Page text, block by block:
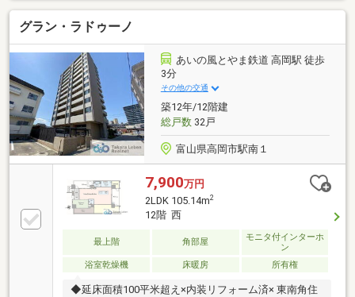
グラン・ラドゥーノ
あいの風とやま鉄道 高岡駅 徒歩
3分
その他の交通
築12年/12階建
総戸数32戸
富山県高岡市駅南１
7,900万円
2LDK 105.14m2
12階 西
最上階 角部屋
モニタ付インターホ
ン
浴室乾燥機
床暖房 所有権
◆延床面積100平米超え×内装リフォーム済× 東南角住